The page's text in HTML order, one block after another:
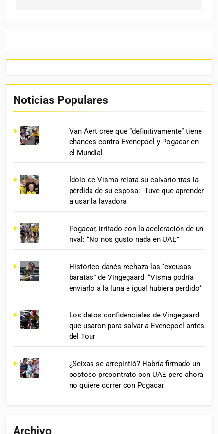
Noticias Populares
Van Aert cree que “definitivamente” tiene
chances contra Evenepoel y Pogacar en
el Mundial
Ídolo de Visma relata su calvario tras la
pérdida de su esposa: "Tuve que aprender
a usar la lavadora"
Pogacar, irritado con la aceleración de un
rival: “No nos gustó nada en UAE”
Histórico danés rechaza las “excusas
baratas” de Vingegaard: “Visma podría
enviarlo a la luna e igual hubiera perdido”
Los datos confidenciales de Vingegaard
que usaron para salvar a Evenepoel antes
del Tour
¿Seixas se arrepintió? Habría firmado un
costoso precontrato con UAE pero ahora
no quiere correr con Pogacar
Archivo